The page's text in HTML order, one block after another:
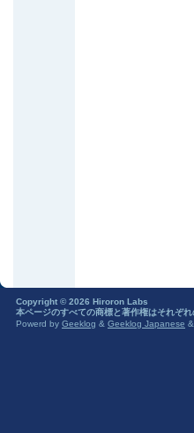
Copyright © 2026 Hiroron Labs
本ページのすべての商標と著作権はそれぞれ
Powerd by Geeklog & Geeklog Japanese &